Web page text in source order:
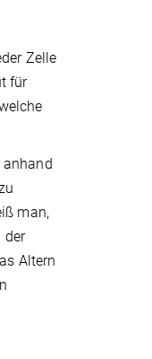
Zelle
für
anhand
man,
der
Altern